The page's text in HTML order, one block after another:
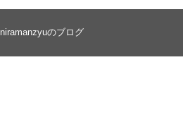
niramanzyuのブログ